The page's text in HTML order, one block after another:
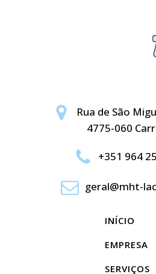
Rua de São
4775-060
+351 964
geral@mht-
INÍCIO
EMPRESA
SERVIÇOS